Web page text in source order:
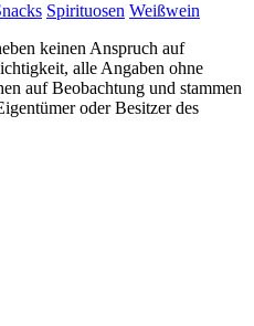
Spirituosen Weißwein
keinen Anspruch auf
alle Angaben ohne
auf Beobachtung und stammen
oder Besitzer des